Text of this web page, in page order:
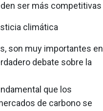
ser más competitivas
climática
son muy importantes en
debate sobre la
que los
de carbono se